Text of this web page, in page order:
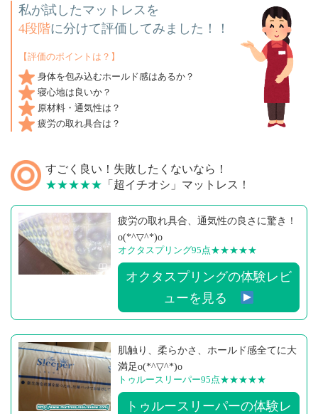
私が試したマットレスを
4段階に分けて評価してみました！！
【評価のポイントは？】
身体を包み込むホールド感はあるか？
寝心地は良いか？
原材料・通気性は？
疲労の取れ具合は？
すごく良い！失敗したくないなら！
★★★★★ 「超イチオシ」マットレス！
疲労の取れ具合、通気性の良さに驚き！
o(*^▽^*)o
オクタスプリング95点★★★★★
オクタスプリングの体験レビ
ューを見る
肌触り、柔らかさ、ホールド感全てに大
満足o(*^▽^*)o
トゥルースリーパー95点★★★★★
トゥルースリーパーの体験レ